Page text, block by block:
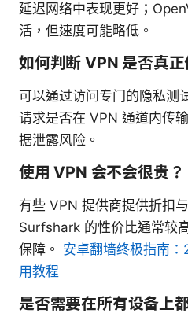
延迟网络中表现更好；
活，但速度可能略低。
如何判断 VPN 是否真
可以通过访问专门的隐私测
请求是否在 VPN 通道内传
据泄露风险。
使用 VPN 会不会很贵？
有些 VPN 提供商提供折扣
Surfshark 的性价比通常较
保障。 安卓翻墙终极指南
用教程
是否需要在所有设备上